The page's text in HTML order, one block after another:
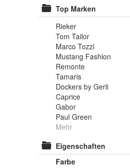
Top Marken
Rieker
Tom Tailor
Marco Tozzi
Mustang Fashion
Remonte
Tamaris
Dockers by Gerli
Caprice
Gabor
Paul Green
Mehr
Eigenschaften
Farbe